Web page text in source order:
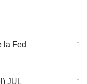
la Fed -
JUL -